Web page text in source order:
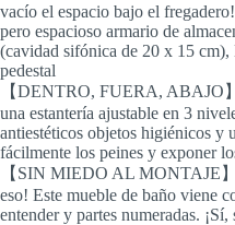
vacío el espacio bajo el
pero espacioso armario de
(cavidad sifónica de 20 x 15
pedestal
【DENTRO, FUERA, ABAJO
una estantería ajustable en 3
antiestéticos objetos higiénicos y
fácilmente los peines y exponer
【SIN MIEDO AL MONTAJE
eso! Este mueble de baño viene
entender y partes numeradas.